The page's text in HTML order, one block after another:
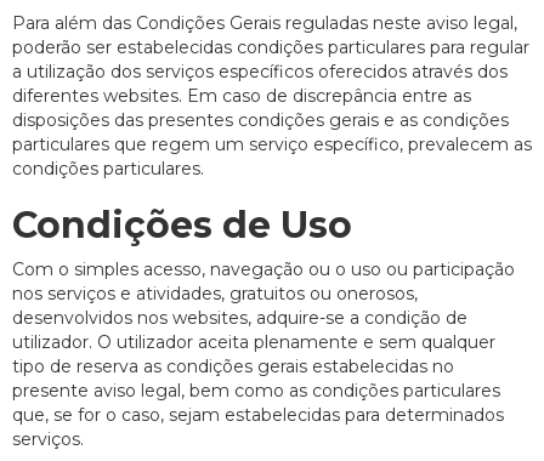
Para além das Condições Gerais reguladas neste aviso legal,
poderão ser estabelecidas condições particulares para regular
a utilização dos serviços específicos oferecidos através dos
diferentes websites. Em caso de discrepância entre as
disposições das presentes condições gerais e as condições
particulares que regem um serviço específico, prevalecem as
condições particulares.
Condições de Uso
Com o simples acesso, navegação ou o uso ou participação
nos serviços e atividades, gratuitos ou onerosos,
desenvolvidos nos websites, adquire-se a condição de
utilizador. O utilizador aceita plenamente e sem qualquer
tipo de reserva as condições gerais estabelecidas no
presente aviso legal, bem como as condições particulares
que, se for o caso, sejam estabelecidas para determinados
serviços.